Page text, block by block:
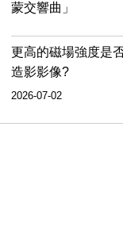
蒙交響曲」
更高的磁場強度是
造影影像?
2026-07-02